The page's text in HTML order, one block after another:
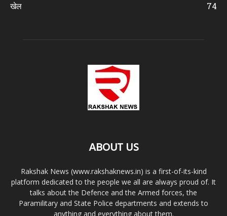
खेल
74
ABOUT US
Rakshak News (www.rakshaknews.in) is a first-of-its-kind
platform dedicated to the people we all are always proud of. It
talks about the Defence and the Armed forces, the
Paramilitary and State Police departments and extends to
anything and everything about them.